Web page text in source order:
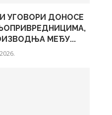
УГОВОРИ ДОНОСЕ
МЕЂУ...